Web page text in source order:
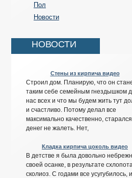
Пол
Новости
НОВОСТИ
Стены из кирпича видео
Строил дом. Планирую, что он
таким себе семейным гнездышком
нас всех и что мы будем жить тут
и счастливо. Потому делал все
максимально качественно,
денег не жалеть. Нет,
Кладка кирпича цоколь видео
В детстве я была довольно
своей осанке, в результате
сколиоз. С годами все усугубилось, и